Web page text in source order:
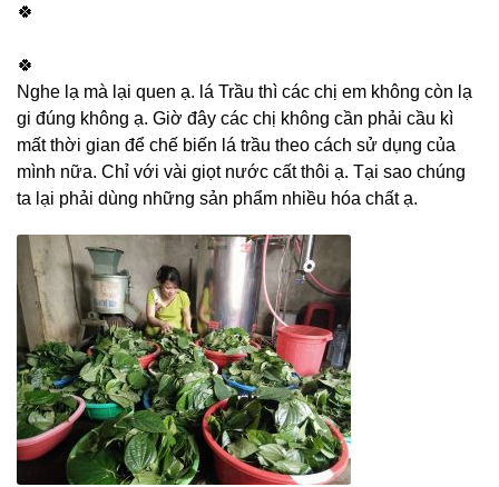
🍀
🍀
Nghe lạ mà lại quen ạ. lá Trầu thì các chị em không còn lạ
gi đúng không ạ. Giờ đây các chị không cần phải cầu kì
mất thời gian để chế biến lá trầu theo cách sử dụng của
mình nữa. Chỉ với vài giọt nước cất thôi ạ. Tại sao chúng
ta lại phải dùng những sản phẩm nhiều hóa chất ạ.